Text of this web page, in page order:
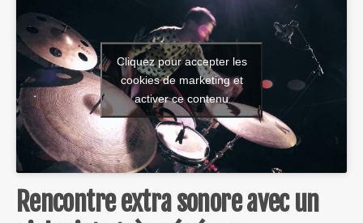
Cliquez pour accepter les
cookies de marketing et
activer ce contenu
Rencontre extra sonore avec un